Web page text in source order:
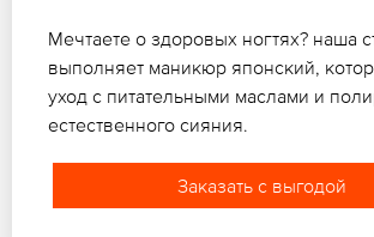
Мечтаете о здоровых ногтях? наша
выполняет маникюр японский,
уход с питательными маслами и
естественного сияния.
Заказать с выгодой